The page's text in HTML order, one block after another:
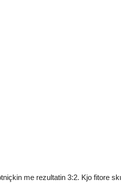
me rezultatin 3:2. Kjo fitore